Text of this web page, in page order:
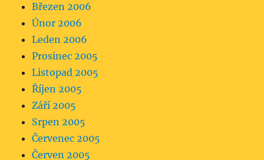
Březen 2006
Únor 2006
Leden 2006
Prosinec 2005
Listopad 2005
Říjen 2005
Září 2005
Srpen 2005
Červenec 2005
Červen 2005